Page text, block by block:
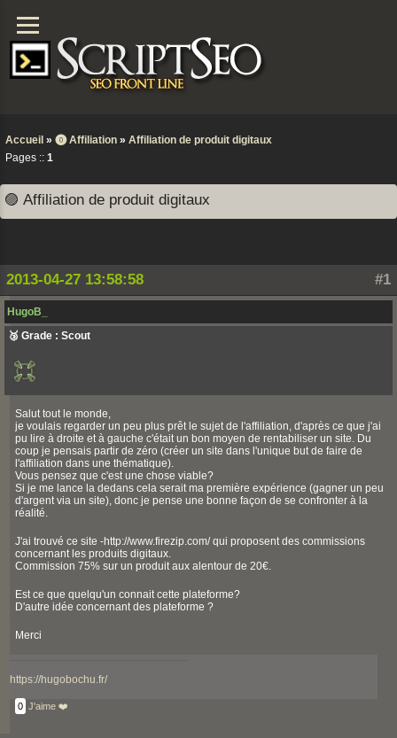
Accueil » ⓿ Affiliation » Affiliation de produit digitaux
Pages :: 1
🟣 Affiliation de produit digitaux
#1
2013-04-27 13:58:58
HugoB_
🥉 Grade : Scout
Salut tout le monde,
je voulais regarder un peu plus prêt le sujet de l'affiliation, d'après ce que j'ai
pu lire à droite et à gauche c'était un bon moyen de rentabiliser un site. Du
coup je pensais partir de zéro (créer un site dans l'unique but de faire de
l'affiliation dans une thématique).
Vous pensez que c'est une chose viable?
Si je me lance la dedans cela serait ma première expérience (gagner un peu
d'argent via un site), donc je pense une bonne façon de se confronter à la
réalité.
J'ai trouvé ce site -http://www.firezip.com/ qui proposent des commissions
concernant les produits digitaux.
Commission 75% sur un produit aux alentour de 20€.
Est ce que quelqu'un connait cette plateforme?
D'autre idée concernant des plateforme ?
Merci
https://hugobochu.fr/
0 J'aime ❤️